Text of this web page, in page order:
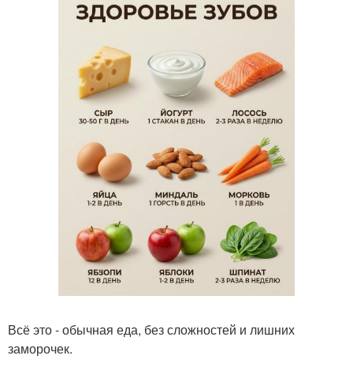
Всё это - обычная еда, без сложностей и лишних
заморочек.